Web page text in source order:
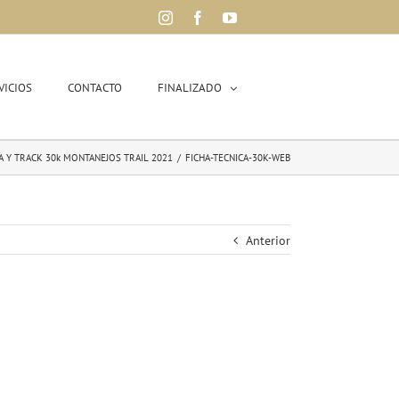
InstagramFacebookYouTube
CONTACTO FINALIZADO
Y TRACK 30k MONTANEJOS TRAIL 2021 / FICHA-TECNICA-30K-WEB
Anterior